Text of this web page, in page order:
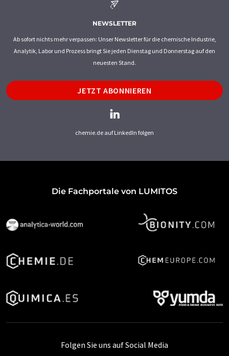
NEWSLETTER
Ab sofort nichts mehr verpassen: Unser Newsletter für die chemische Industrie,
Analytik, Labor und Prozess bringt Sie jeden Dienstag und Donnerstag auf den
neuesten Stand.
JETZT ABONNIEREN
chemie.de auf LinkedIn folgen
Die Fachportale von LUMITOS
Folgen Sie uns auf Social Media